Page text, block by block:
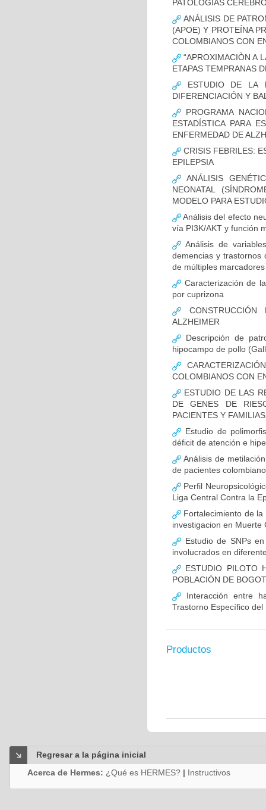
PATOLOGÍAS
ANÁLISIS DE
(APOE) Y PROTEÍNA
COLOMBIANOS CON
“APROXIMACIÒN A
ETAPAS TEMPRANAS
ESTUDIO DE LA
DIFERENCIACIÓN Y
PROGRAMA
ESTADÍSTICA PARA
ENFERMEDAD DE
CRISIS FEBRILES:
EPILEPSIA
ANÁLISIS
NEONATAL
MODELO PARA
Análisis del efecto
vía PI3K/AKT y función
Análisis de
demencias y trastornos
de múltiples
Caracterización de
por cuprizona
ALZHEIMER
Descripción de
hipocampo de pollo
COLOMBIANOS CON
ESTUDIO DE LAS
DE GENES DE
PACIENTES Y
Estudio de
déficit de atención e
Análisis de
de pacientes
Perfil
Liga Central Contra la
Fortalecimiento de la
investigacion en Muerte
Estudio de SNPs
involucrados en
ESTUDIO PILOTO
POBLACIÓN DE
Interacción entre
Trastorno Específico del
Productos
Regresar a la página inicial
Acerca de Hermes: ¿Qué es HERMES? | Instructivos